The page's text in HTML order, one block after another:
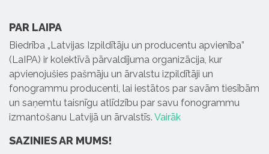
PAR LAIPA
Biedrība „Latvijas Izpildītāju un producentu apvienība”
(LaIPA) ir kolektīvā pārvaldījuma organizācija, kur
apvienojušies pašmāju un ārvalstu izpildītāji un
fonogrammu producenti, lai iestātos par savām tiesībām
un saņemtu taisnīgu atlīdzību par savu fonogrammu
izmantošanu Latvijā un ārvalstīs. Vairāk
SAZINIES AR MUMS!